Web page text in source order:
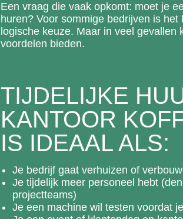
Een vraag die vaak opkomt: moet je
huren? Voor sommige bedrijven is
logische keuze. Maar in veel gevallen
voordelen bieden.
TIJDELIJKE
KANTOOR
IS IDEAAL ALS:
Je bedrijf gaat verhuizen of
Je tijdelijk meer personeel hebt
projectteams)
Je een machine wil testen voordat